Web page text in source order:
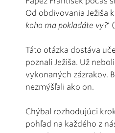
Od obdivovania Ježiša
koho ma pokladáte vy?‘ (
Táto otázka dostáva
poznali Ježiša. Už
vykonaných zázrakov.
nezmýšľali ako on.
Chýbal rozhodujúci
pohľad na každého z